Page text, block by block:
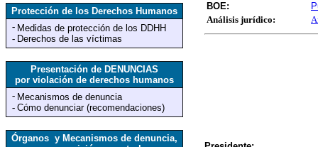
Protección de los Derechos Humanos
- Medidas de protección de los DDHH
- Derechos de las víctimas
Presentación de DENUNCIAS
por violación de derechos humanos
- Mecanismos de denuncia
- Cómo denunciar (recomendaciones)
Órganos y Mecanismos de denuncia,
BOE:
Análisis jurídico: